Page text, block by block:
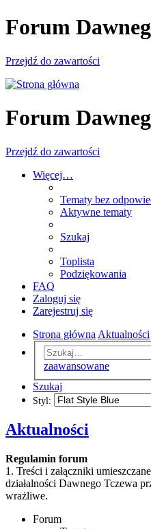
Forum
Przejdź do zawartości
Forum
Przejdź do zawartości
Więcej…
Tematy bez
Aktywne tematy
Szukaj
Toplista
Podziękowania
FAQ
Zaloguj się
Zarejestruj się
Strona główna Aktualności
zaawansowane
Szukaj
Styl:
Aktualności
Regulamin forum
1. Treści i załączniki
działalności Dawnego Tczewa
wrażliwe.
Forum